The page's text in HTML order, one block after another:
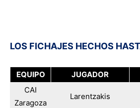
LOS FICHAJES HECHOS
EQUIPO JUGADOR
CAI
Zaragoza
Larentzakis